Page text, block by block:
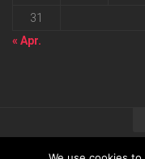
31
« Apr.